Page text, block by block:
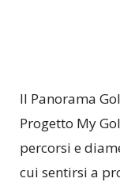
Il Panorama
Progetto My
percorsi e
cui sentirsi a